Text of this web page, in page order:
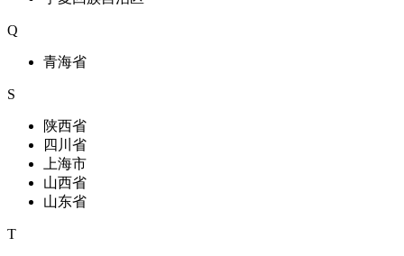
Q
青海省
S
陕西省
四川省
上海市
山西省
山东省
T